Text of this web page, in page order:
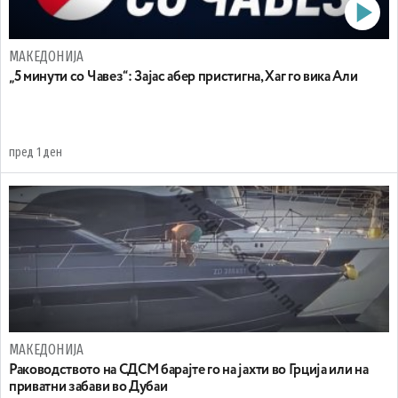
МАКЕДОНИЈА
„5 минути со Чавез“: Зајас абер пристигна, Хаг го вика Али
пред 1 ден
МАКЕДОНИЈА
Раководството на СДСМ барајте го на јахти во Грција или на
приватни забави во Дубаи